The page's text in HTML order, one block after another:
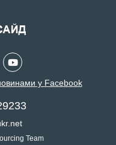
у Facebook
Team